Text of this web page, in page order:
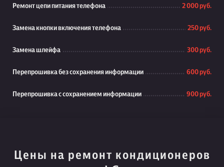
Ремонт цепи питания телефона 2 000 руб.
Замена кнопки включения телефона 250 руб.
Замена шлейфа 300 руб.
Перепрошивка без сохранения информации 600 руб.
Перепрошивка с сохранением информации 900 руб.
Цены на ремонт кондиционеров